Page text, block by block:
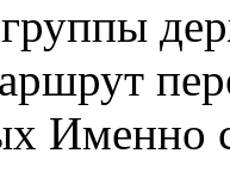
Именно